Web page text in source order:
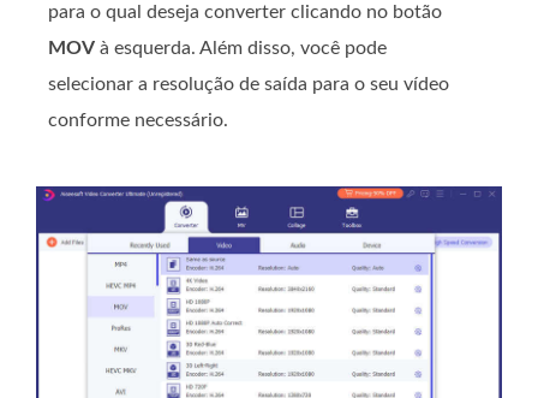
para o qual deseja converter clicando no botão
MOV à esquerda. Além disso, você pode
selecionar a resolução de saída para o seu vídeo
conforme necessário.